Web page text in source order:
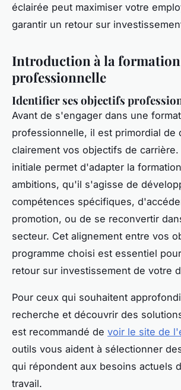
éclairée peut maximiser votre
garantir un retour sur
Introduction à la formation
professionnelle
Identifier ses objectifs
Avant de s'engager dans une
professionnelle, il est primordial de
clairement vos objectifs de carrière.
initiale permet d'adapter la
ambitions, qu'il s'agisse de
compétences spécifiques,
promotion, ou de se reconvertir
secteur. Cet alignement entre vos
programme choisi est essentiel
retour sur investissement de votre
Pour ceux qui souhaitent
recherche et découvrir des
est recommandé de voir le site de
outils vous aident à sélectionner
qui répondent aux besoins actuels
travail.